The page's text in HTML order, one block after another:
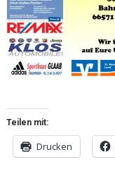
Teilen mit:
Drucken